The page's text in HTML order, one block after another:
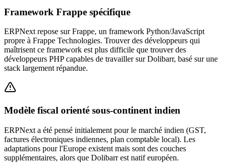
Framework Frappe spécifique
ERPNext repose sur Frappe, un framework Python/JavaScript
propre à Frappe Technologies. Trouver des développeurs qui
maîtrisent ce framework est plus difficile que trouver des
développeurs PHP capables de travailler sur Dolibarr, basé sur une
stack largement répandue.
Modèle fiscal orienté sous-continent indien
ERPNext a été pensé initialement pour le marché indien (GST,
factures électroniques indiennes, plan comptable local). Les
adaptations pour l'Europe existent mais sont des couches
supplémentaires, alors que Dolibarr est natif européen.